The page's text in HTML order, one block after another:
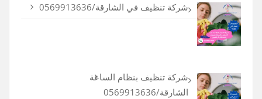
شركة تنظيف في الشارقة/0569913636
شركة تنظيف بنظام الساعة
الشارقة/0569913636